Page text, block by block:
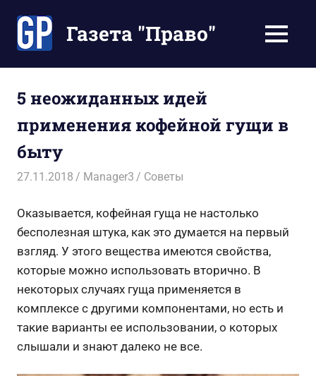
содержимомуГазета "Право"
Ваше
время
МЕНЮ
5 неожиданных идей
применения кофейной гущи в
быту
27.11.2018 Manager3 Советы
Оказывается, кофейная гуща не настолько
бесполезная штука, как это думается на первый
взгляд. У этого вещества имеются свойства,
которые можно использовать вторично. В
некоторых случаях гуща применяется в
комплексе с другими компонентами, но есть и
такие варианты ее использовании, о которых
слышали и знают далеко не все.